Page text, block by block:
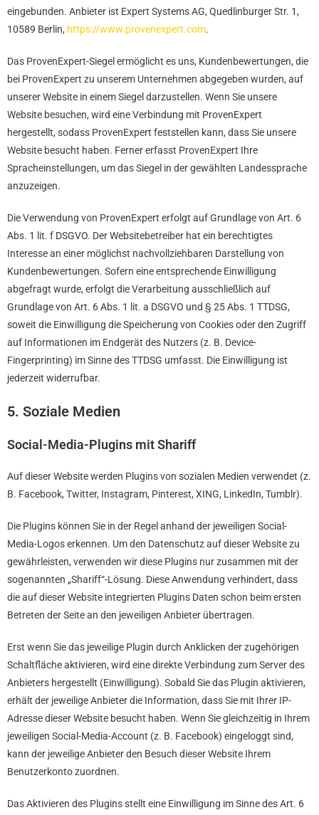
eingebunden. Anbieter ist Expert Systems AG, Quedlinburger Str. 1,
10589 Berlin, https://www.provenexpert.com.
Das ProvenExpert-Siegel ermöglicht es uns, Kundenbewertungen, die
bei ProvenExpert zu unserem Unternehmen abgegeben wurden, auf
unserer Website in einem Siegel darzustellen. Wenn Sie unsere
Website besuchen, wird eine Verbindung mit ProvenExpert
hergestellt, sodass ProvenExpert feststellen kann, dass Sie unsere
Website besucht haben. Ferner erfasst ProvenExpert Ihre
Spracheinstellungen, um das Siegel in der gewählten Landessprache
anzuzeigen.
Die Verwendung von ProvenExpert erfolgt auf Grundlage von Art. 6
Abs. 1 lit. f DSGVO. Der Websitebetreiber hat ein berechtigtes
Interesse an einer möglichst nachvollziehbaren Darstellung von
Kundenbewertungen. Sofern eine entsprechende Einwilligung
abgefragt wurde, erfolgt die Verarbeitung ausschließlich auf
Grundlage von Art. 6 Abs. 1 lit. a DSGVO und § 25 Abs. 1 TTDSG,
soweit die Einwilligung die Speicherung von Cookies oder den Zugriff
auf Informationen im Endgerät des Nutzers (z. B. Device-
Fingerprinting) im Sinne des TTDSG umfasst. Die Einwilligung ist
jederzeit widerrufbar.
5. Soziale Medien
Social-Media-Plugins mit Shariff
Auf dieser Website werden Plugins von sozialen Medien verwendet (z.
B. Facebook, Twitter, Instagram, Pinterest, XING, LinkedIn, Tumblr).
Die Plugins können Sie in der Regel anhand der jeweiligen Social-
Media-Logos erkennen. Um den Datenschutz auf dieser Website zu
gewährleisten, verwenden wir diese Plugins nur zusammen mit der
sogenannten „Shariff“-Lösung. Diese Anwendung verhindert, dass
die auf dieser Website integrierten Plugins Daten schon beim ersten
Betreten der Seite an den jeweiligen Anbieter übertragen.
Erst wenn Sie das jeweilige Plugin durch Anklicken der zugehörigen
Schaltfläche aktivieren, wird eine direkte Verbindung zum Server des
Anbieters hergestellt (Einwilligung). Sobald Sie das Plugin aktivieren,
erhält der jeweilige Anbieter die Information, dass Sie mit Ihrer IP-
Adresse dieser Website besucht haben. Wenn Sie gleichzeitig in Ihrem
jeweiligen Social-Media-Account (z. B. Facebook) eingeloggt sind,
kann der jeweilige Anbieter den Besuch dieser Website Ihrem
Benutzerkonto zuordnen.
Das Aktivieren des Plugins stellt eine Einwilligung im Sinne des Art. 6